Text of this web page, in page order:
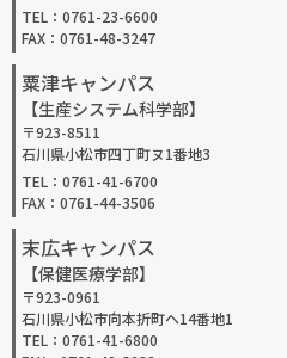
TEL：0761-23-6600
FAX：0761-48-3247
粟津キャンパス
【生産システム科学部】
〒923-8511
石川県小松市四丁町ヌ1番地3
TEL：0761-41-6700
FAX：0761-44-3506
末広キャンパス
【保健医療学部】
〒923-0961
石川県小松市向本折町ヘ14番地1
TEL：0761-41-6800